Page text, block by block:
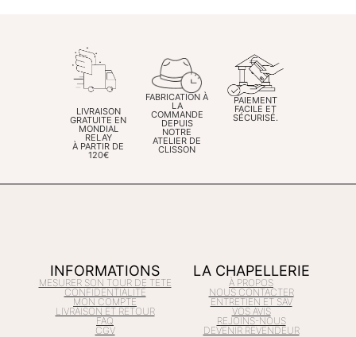
LIVRAISON
GRATUITE EN
MONDIAL
RELAY
À PARTIR DE
120€
FABRICATION À
LA
COMMANDE
DEPUIS
NOTRE
ATELIER DE
CLISSON
PAIEMENT
FACILE ET
SÉCURISÉ.
INFORMATIONS
MESURER SON TOUR DE TETE
CONFIDENTIALITÉ
MON COMPTE
LIVRAISON ET RETOUR
FAQ
CGV
LA CHAPELLERIE
À PROPOS
NOUS CONTACTER
ENTRETIEN ET SAV
VOS AVIS
REJOINS-NOUS
DEVENIR REVENDEUR